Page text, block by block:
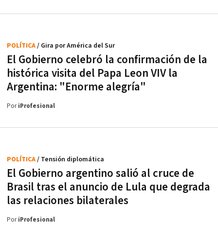
El Gobierno celebró la confirmación de la
histórica visita del Papa Leon VIV la
Argentina: "Enorme alegría"
POLÍTICA/ Gira por América del Sur
PoriProfesional
El Gobierno argentino salió al cruce de
Brasil tras el anuncio de Lula que degrada
las relaciones bilaterales
POLÍTICA/ Tensión diplomática
PoriProfesional